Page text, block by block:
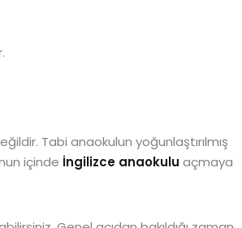
Tabi anaokulun yoğunlaştırılmış
içinde İngilizce anaokulu açmaya